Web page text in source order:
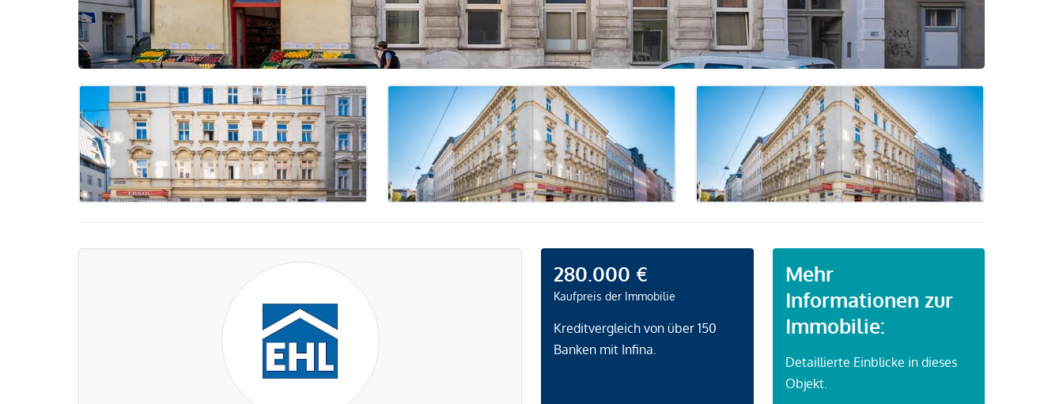
280.000 €
Kaufpreis der Immobilie
Kreditvergleich von über 150
Banken mit Infina.
Mehr
Informationen zur
Immobilie:
Detaillierte Einblicke in dieses
Objekt.